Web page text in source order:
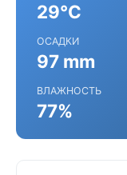
29°C
ОСАДКИ
97 mm
ВЛАЖНОСТЬ
77%